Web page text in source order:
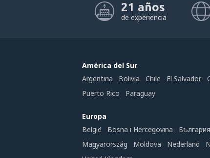
21 años
de experiencia
América del Sur
Argentina
Bolivia Chile El Salvador
Puerto Rico
Paraguay
Europa
België
Bosna i Hercegovina България
Magyarország
Moldova Nederland